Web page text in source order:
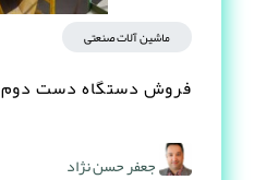
ماشین آلات صنعتی
فروش دستگاه دست دوم
جعفر حسن نژاد